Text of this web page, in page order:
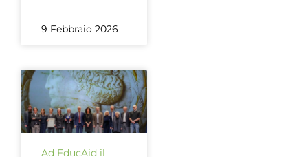
9 Febbraio 2026
Ad EducAid il